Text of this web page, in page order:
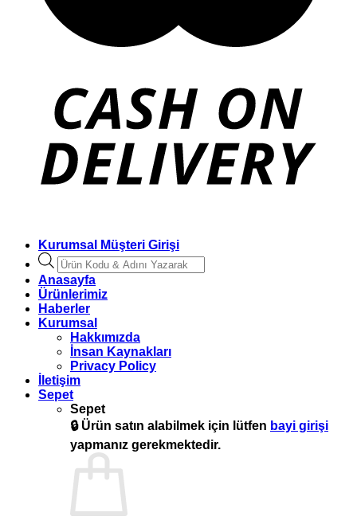
Kurumsal Müşteri Girişi
Products
search
Anasayfa
Ürünlerimiz
Haberler
Kurumsal
Hakkımızda
İnsan Kaynakları
Privacy Policy
İletişim
Sepet
Sepet
🔒 Ürün satın alabilmek için lütfen bayi girişi
yapmanız gerekmektedir.